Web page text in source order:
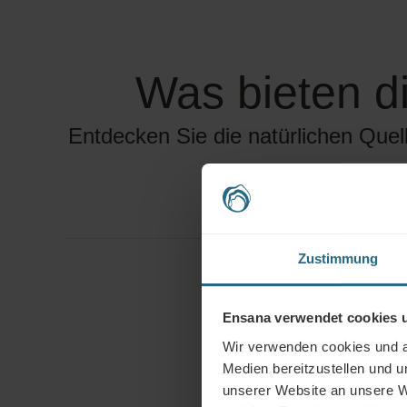
Zustimmung
Ensana verwendet cookies
Wir verwenden cookies und
Medien bereitzustellen und
unserer Website an unsere
Was bieten
Entdecken Sie die natürlichen
Margareteninsel
Schmerzen des
Entzündungen
Zellstoffwechsel